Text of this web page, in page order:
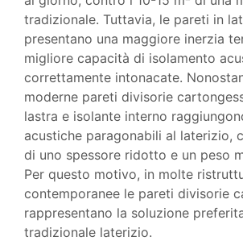
tradizionale. Tuttavia, le pareti in
presentano una maggiore inerzia
migliore capacità di isolamento
correttamente intonacate.
moderne pareti divisorie
lastra e isolante interno
acustiche paragonabili al laterizio,
di uno spessore ridotto e un peso
Per questo motivo, in molte
contemporanee le pareti divisorie
rappresentano la soluzione
tradizionale laterizio.